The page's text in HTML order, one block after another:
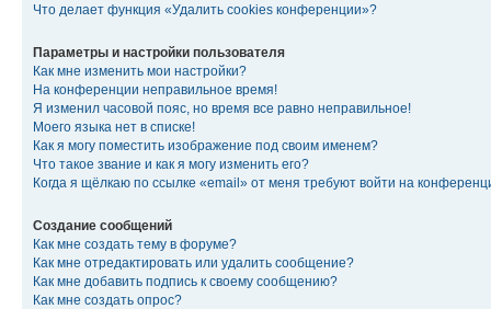
Что делает функция «Удалить cookies конференции»?
Параметры и настройки пользователя
Как мне изменить мои настройки?
На конференции неправильное время!
Я изменил часовой пояс, но время все равно неправильное!
Моего языка нет в списке!
Как я могу поместить изображение под своим именем?
Что такое звание и как я могу изменить его?
Когда я щёлкаю по ссылке «email» от меня требуют войти на
Создание сообщений
Как мне создать тему в форуме?
Как мне отредактировать или удалить сообщение?
Как мне добавить подпись к своему сообщению?
Как мне создать опрос?